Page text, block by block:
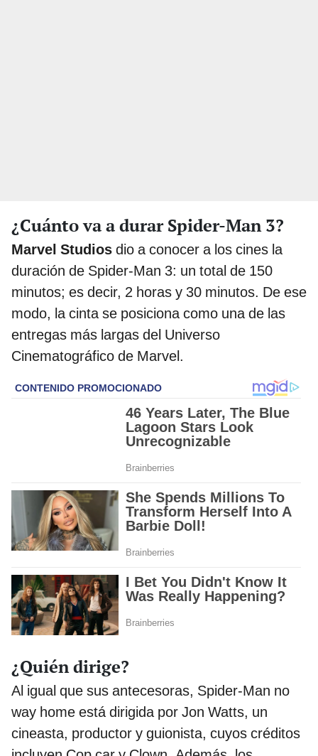
¿Cuánto va a durar Spider-Man 3?
Marvel Studios dio a conocer a los cines la
duración de Spider-Man 3: un total de 150
minutos; es decir, 2 horas y 30 minutos. De ese
modo, la cinta se posiciona como una de las
entregas más largas del Universo
Cinematográfico de Marvel.
¿Quién dirige?
Al igual que sus antecesoras, Spider-Man no
way home está dirigida por Jon Watts, un
cineasta, productor y guionista, cuyos créditos